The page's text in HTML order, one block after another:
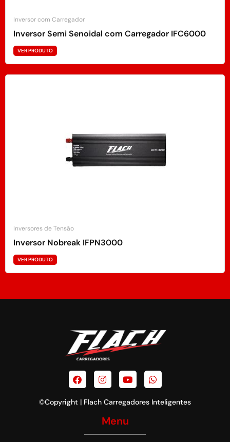
Inversor com Carregador
Inversor Semi Senoidal com Carregador IFC6000
VER PRODUTO
Inversores de Tensão
Inversor Nobreak IFPN3000
VER PRODUTO
©Copyright | Flach Carregadores Inteligentes
Menu